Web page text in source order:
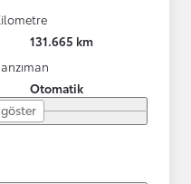
131.665 km
Otomatik